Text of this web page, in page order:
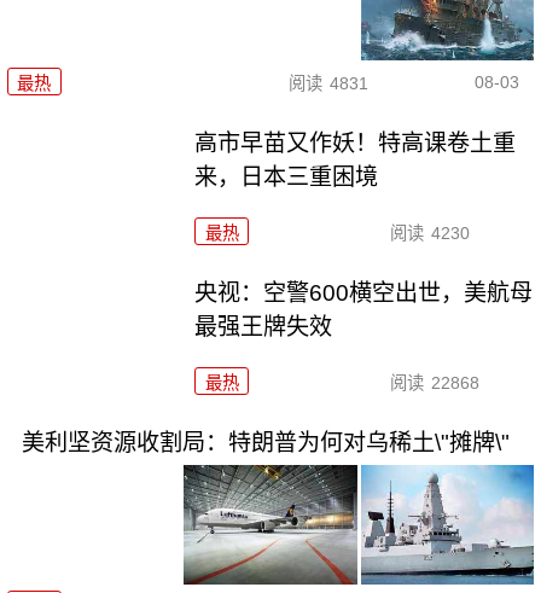
最热 阅读 4831 08-03
高市早苗又作妖！特高课卷土重
来，日本三重困境
最热 阅读 4230
央视：空警600横空出世，美航母
最强王牌失效
最热 阅读 22868
美利坚资源收割局：特朗普为何对乌稀土\"摊牌\"